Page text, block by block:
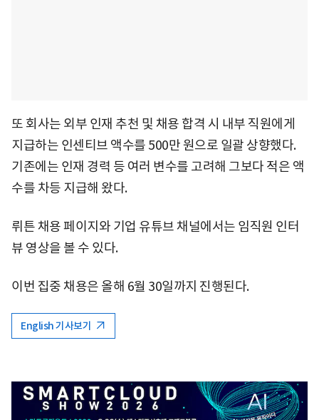
또 회사는 외부 인재 추천 및 채용 합격 시 내부 직원에게
지급하는 인센티브 액수를 500만 원으로 일괄 상향했다.
기존에는 인재 경력 등 여러 변수를 고려해 그보다 적은 액
수를 차등 지급해 왔다.
뤼튼 채용 페이지와 기업 유튜브 채널에서는 임직원 인터
뷰 영상을 볼 수 있다.
이번 집중 채용은 올해 6월 30일까지 진행된다.
English 기사보기